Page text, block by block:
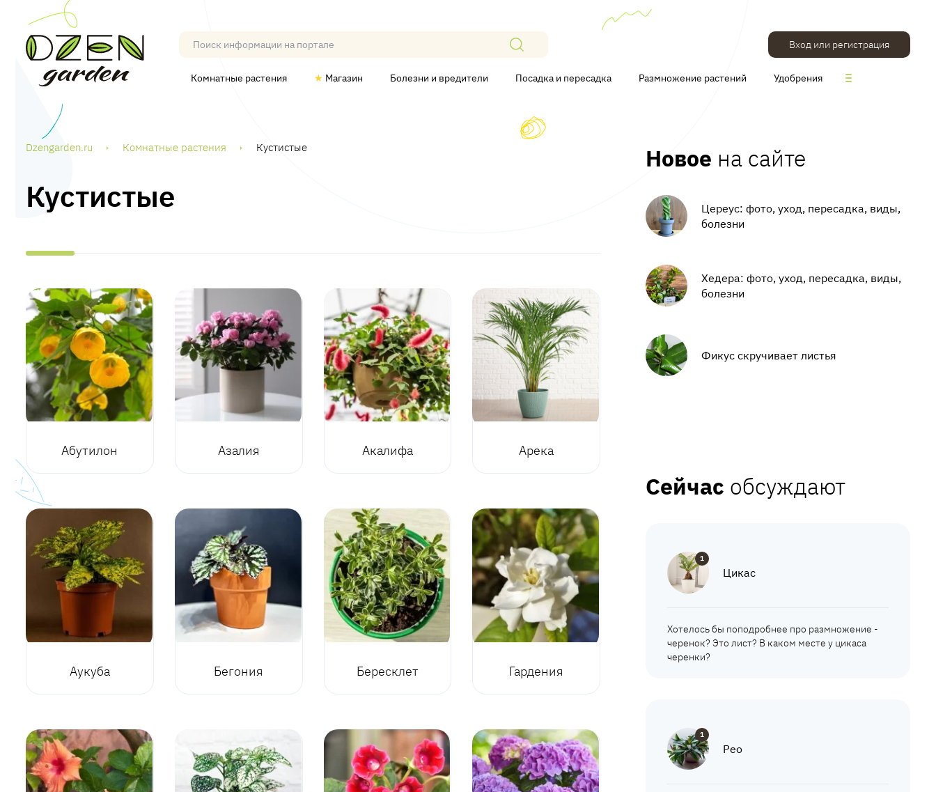
Вход или регистрация
Комнатные растения ★ Магазин Болезни и вредители Посадка и пересадка Размножение растений Удобрения
Dzengarden.ru Комнатные растения Кустистые
Кустистые
Абутилон Азалия Акалифа Арека
Аукуба Бегония Бересклет Гардения
Новое на сайте
Цереус: фото, уход, пересадка, виды,
болезни
Хедера: фото, уход, пересадка, виды,
болезни
Фикус скручивает листья
Сейчас обсуждают
1
Цикас
Хотелось бы поподробнее про размножение -
черенок? Это лист? В каком месте у цикаса
черенки?
1
Рео